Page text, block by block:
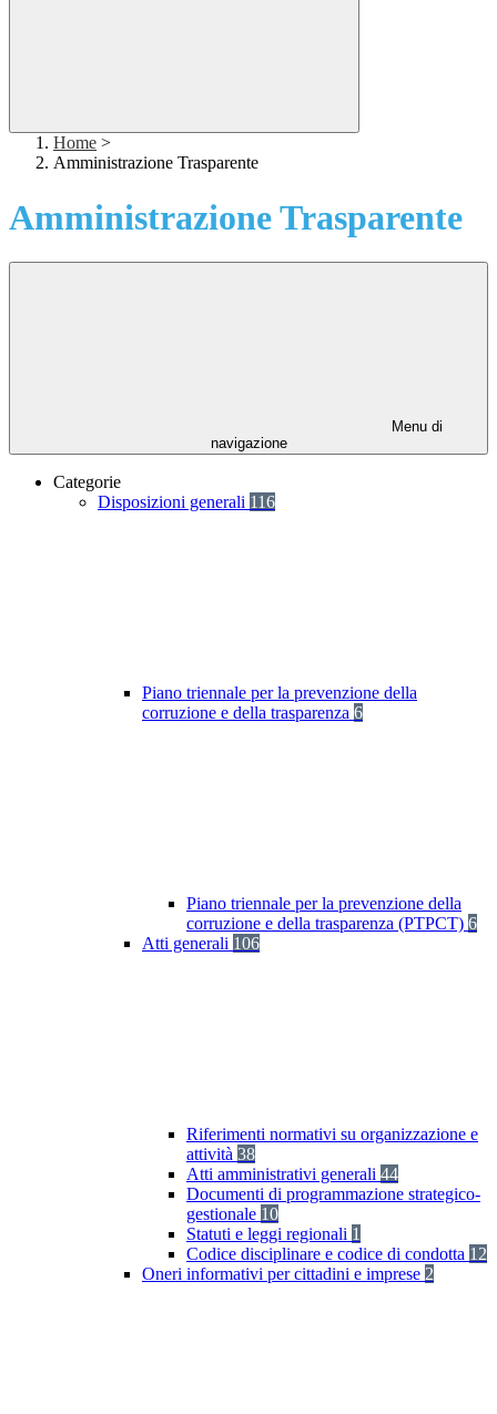
Home >
Amministrazione Trasparente
Amministrazione Trasparente
Menu di
navigazione
Categorie
Disposizioni generali 116
Piano triennale per la prevenzione della
corruzione e della trasparenza 6
Piano triennale per la prevenzione della
corruzione e della trasparenza (PTPCT) 6
Atti generali 106
Riferimenti normativi su organizzazione e
attività 38
Atti amministrativi generali 44
Documenti di programmazione strategico-
gestionale 10
Statuti e leggi regionali 1
Codice disciplinare e codice di condotta 12
Oneri informativi per cittadini e imprese 2